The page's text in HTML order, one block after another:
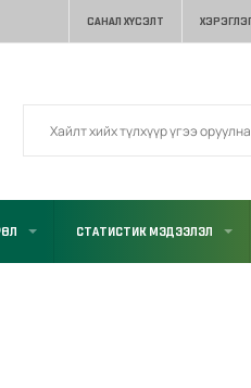
САНАЛ ХҮСЭЛТ
СТАТИСТИК МЭДЭЭЛЭЛ